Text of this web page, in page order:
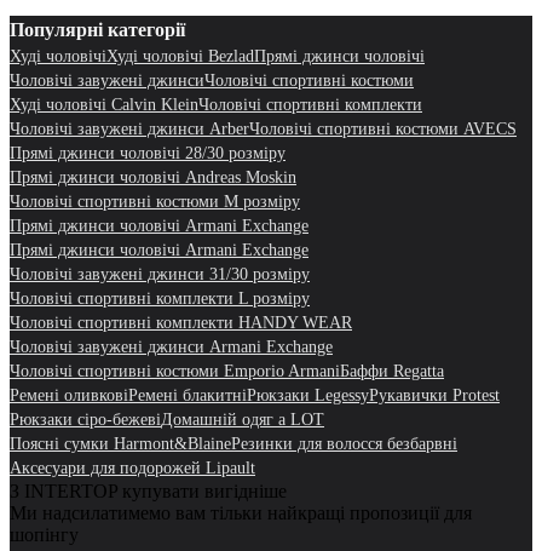
Популярні категорії
Худі чоловічіХуді чоловічі BezladПрямі джинси чоловічі
Чоловічі завужені джинсиЧоловічі спортивні костюми
Худі чоловічі Calvin KleinЧоловічі спортивні комплекти
Чоловічі завужені джинси ArberЧоловічі спортивні костюми AVECS
Прямі джинси чоловічі 28/30 розміру
Прямі джинси чоловічі Andreas Moskin
Чоловічі спортивні костюми M розміру
Прямі джинси чоловічі Armani Exchange
Прямі джинси чоловічі Armani Exchange
Чоловічі завужені джинси 31/30 розміру
Чоловічі спортивні комплекти L розміру
Чоловічі спортивні комплекти HANDY WEAR
Чоловічі завужені джинси Armani Exchange
Чоловічі спортивні костюми Emporio ArmaniБаффи Regatta
Ремені оливковіРемені блакитніРюкзаки LegessyРукавички Protest
Рюкзаки сіро-бежевіДомашній одяг a LOT
Поясні сумки Harmont&BlaineРезинки для волосся безбарвні
Аксесуари для подорожей Lipault
З INTERTOP купувати вигідніше
Ми надсилатимемо вам тільки найкращі пропозиції для
шопінгу